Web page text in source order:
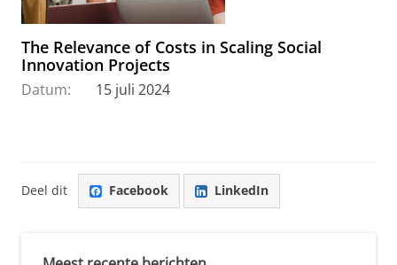
The Relevance of Costs in Scaling Social
Innovation Projects
Datum: 15 juli 2024
Deel dit Facebook LinkedIn